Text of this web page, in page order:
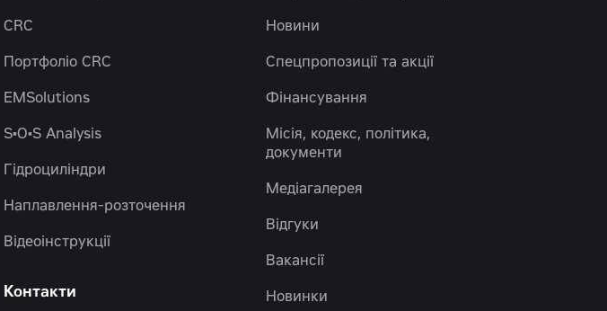
CRC
Портфоліо CRC
EMSolutions
S•O•S Analysis
Гідроциліндри
Наплавлення-розточення
Відеоінструкції
Контакти
Новини
Спецпропозиції та акції
Фінансування
Місія, кодекс, політика,
документи
Медіагалерея
Відгуки
Вакансії
Новинки